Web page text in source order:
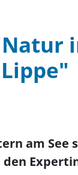
am See